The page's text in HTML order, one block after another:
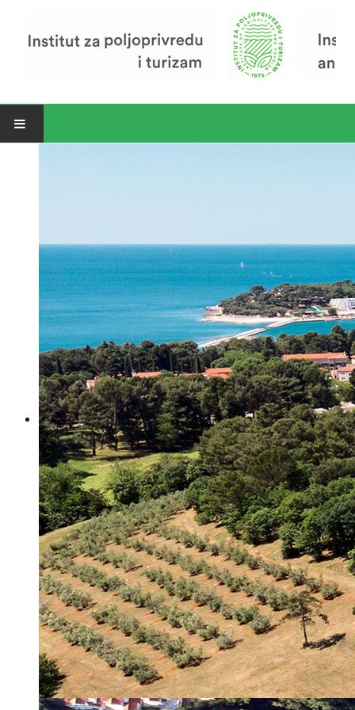
Zavod za poljoprivredu i prehranu
Zavod za ekonomiku i razvoj poljoprivrede
Zavod za turizam
Pokusno poljoprivredno imanje
Zaposlenici
Euraxess
Misija i vizija
Upravno Vijeće
Rad Upravnog vijeća
Znanstveno Vijeće
Rad Znanstvenog vijeća
Etičko povjerenstvo
Etički kodeks
Financiranje
Proračun
Potpore
PROGRAMSKO FINANCIRANJE
Izvještavanje po uredbi
Projekti Instituta
Dialogue4Tourism
REVIVE
WASTEREDUCE
MITOMED+
WINTERMED
CASTWATER
INHERIT